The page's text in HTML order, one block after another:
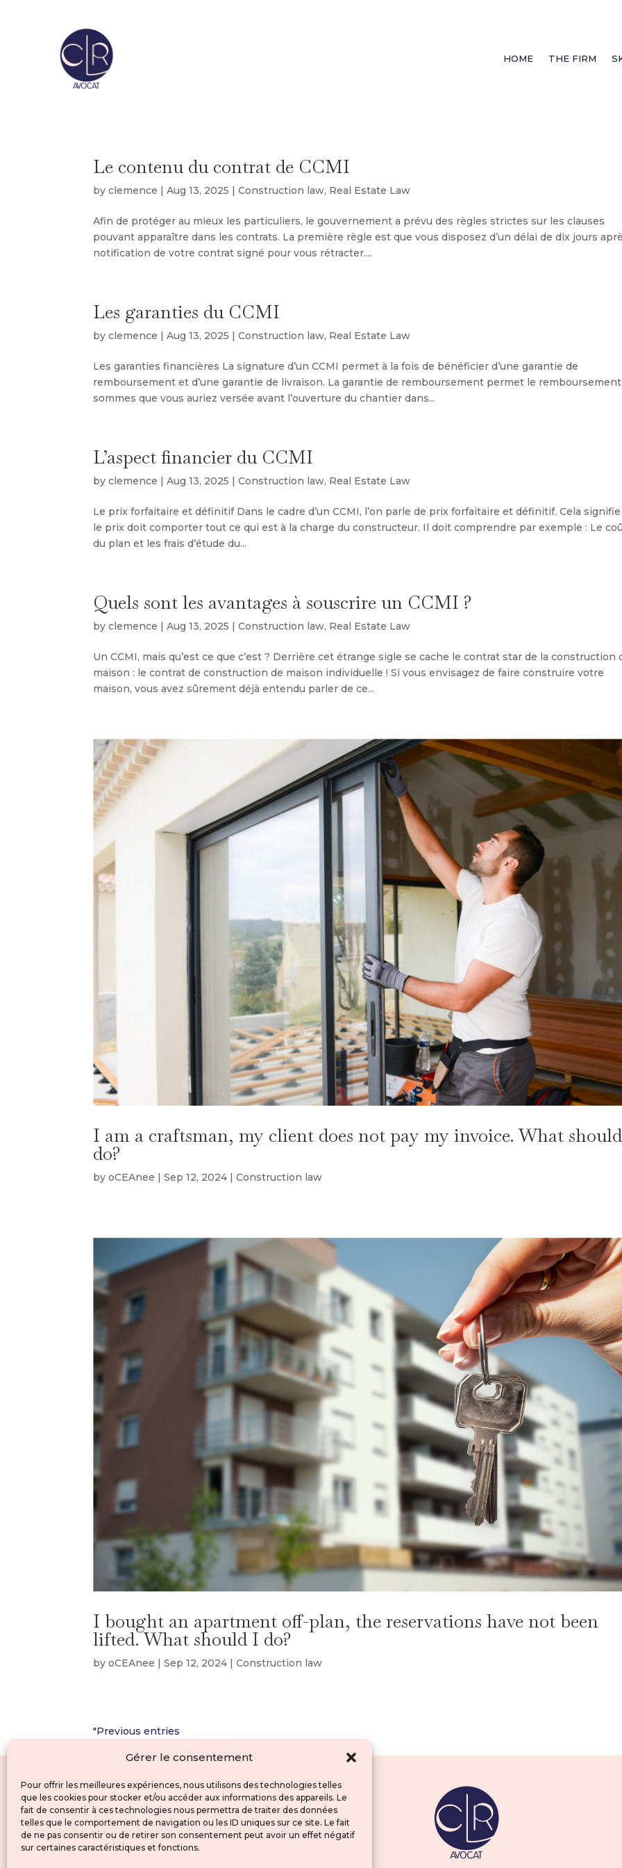
Gérer le consentement
Pour offrir les meilleures expériences, nous utilisons des technologies telles
que les cookies pour stocker et/ou accéder aux informations des appareils. Le
fait de consentir à ces technologies nous permettra de traiter des données
telles que le comportement de navigation ou les ID uniques sur ce site. Le fait
de ne pas consentir ou de retirer son consentement peut avoir un effet négatif
sur certaines caractéristiques et fonctions.
HOME THE FIRM
Le contenu du contrat de CCMI
byclemence |Aug 13, 2025 |Construction law, Real Estate Law
Afin de protéger au mieux les particuliers, le gouvernement a prévu des règles strictes sur les clauses
pouvant apparaître dans les contrats. La première règle est que vous disposez d’un délai de dix jours
notification de votre contrat signé pour vous rétracter....
Les garanties du CCMI
byclemence |Aug 13, 2025 |Construction law, Real Estate Law
Les garanties financières La signature d’un CCMI permet à la fois de bénéficier d’une garantie de
remboursement et d’une garantie de livraison. La garantie de remboursement permet le
sommes que vous auriez versée avant l’ouverture du chantier dans...
L’aspect financier du CCMI
byclemence |Aug 13, 2025 |Construction law, Real Estate Law
Le prix forfaitaire et définitif Dans le cadre d’un CCMI, l’on parle de prix forfaitaire et définitif. Cela
le prix doit comporter tout ce qui est à la charge du constructeur. Il doit comprendre par exemple : Le
du plan et les frais d’étude du...
Quels sont les avantages à souscrire un CCMI ?
byclemence |Aug 13, 2025 |Construction law, Real Estate Law
Un CCMI, mais qu’est ce que c’est ? Derrière cet étrange sigle se cache le contrat star de la construction
maison : le contrat de construction de maison individuelle ! Si vous envisagez de faire construire votre
maison, vous avez sûrement déjà entendu parler de ce...
I am a craftsman, my client does not pay my invoice. What
do?
byoCEAnee |Sep 12, 2024 |Construction law
I bought an apartment off-plan, the reservations have not been
lifted. What should I do?
byoCEAnee |Sep 12, 2024 |Construction law
"Previous entries